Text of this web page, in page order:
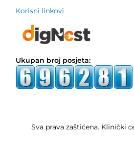
Korisni linkovi
Ukupan broj posjeta:
Sva prava zaštićena. Klinički